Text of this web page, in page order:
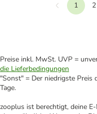
Vorherige
1 2
Preise inkl. MwSt. UVP =
die Lieferbedingungen
"Sonst" = Der niedrigste
Tage.
zooplus ist berechtigt, deine